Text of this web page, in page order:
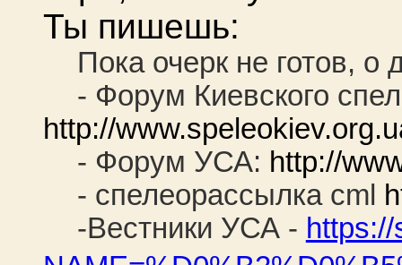
Ты пишешь:
Пока очерк не готов,
- Форум Киевского
http://
- Форум УСА: http://
- спелеорассылка cml
-Вестники УСА -